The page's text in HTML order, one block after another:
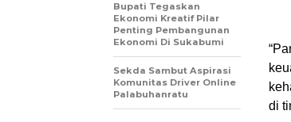
di
Bupati Tegaskan
Ekonomi Kreatif Pilar
Penting Pembangunan
Ekonomi Di Sukabumi
Sekda Sambut Aspirasi
Komunitas Driver Online
Palabuhanratu